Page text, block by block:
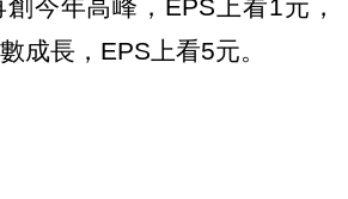
今年高峰，EPS上看1元，
成長，EPS上看5元。